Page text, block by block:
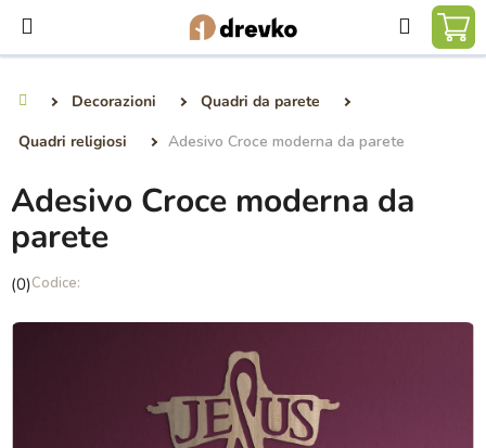
contenuto
Ricerca
Decorazioni
Quadri da parete
Quadri religiosi
Adesivo Croce moderna da parete
Adesivo Croce moderna da
parete
La
media
(0)